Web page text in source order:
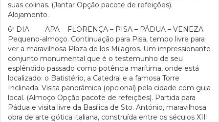
suas colinas. (Jantar Opção pacote de refeições).
Alojamento.
6º DIA APA FLORENÇA – PISA – PÁDUA – VENEZA
Pequeno-almoço. Continuação para Pisa, tempo livre para
ver a maravilhosa Plaza de los Milagros. Um impressionante
conjunto monumental que é o testemunho de seu
esplêndido passado como potência marítima, onde está
localizado: o Batistério, a Catedral e a famosa Torre
Inclinada. Visita panorâmica (opcional) pela cidade com guia
local. (Almoço Opção pacote de refeições). Partida para
Pádua e visita livre da Basílica de Sto. António, maravilhosa
obra de arte gótica italiana, construída entre os séculos XIII